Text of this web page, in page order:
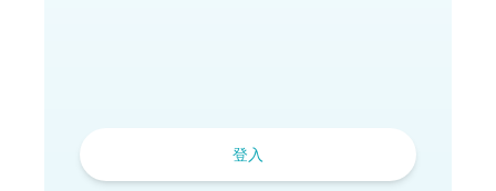
登入